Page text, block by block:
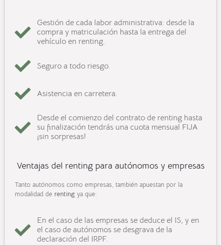
Gestión de cada labor administrativa: desde la
compra y matriculación hasta la entrega del
vehículo en renting.
Seguro a todo riesgo.
Asistencia en carretera.
Desde el comienzo del contrato de renting hasta
su finalización tendrás una cuota mensual FIJA
¡sin sorpresas!
Ventajas del renting para autónomos y empresas
Tanto autónomos como empresas, también apuestan por la
modalidad de renting ya que:
En el caso de las empresas se deduce el IS, y en
el caso de autónomos se desgrava de la
declaración del IRPF.